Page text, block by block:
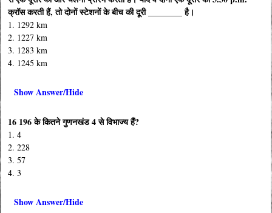
क्रॉस करती हैं, तो दोनों स्टेशनों के बीच की दूरी ________ है।
1. 1292 km
2. 1227 km
3. 1283 km
4. 1245 km
Show Answer/Hide
16 196 के कितने गुणनखंड 4 से विभाज्य हैं?
1. 4
2. 228
3. 57
4. 3
Show Answer/Hide